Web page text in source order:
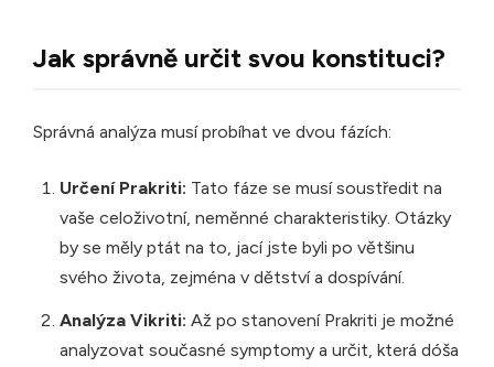
Jak správně určit svou konstituci?
Správná analýza musí probíhat ve dvou fázích:
Určení Prakriti: Tato fáze se musí soustředit na
vaše celoživotní, neměnné charakteristiky. Otázky
by se měly ptát na to, jací jste byli po většinu
svého života, zejména v dětství a dospívání.
Analýza Vikriti: Až po stanovení Prakriti je možné
analyzovat současné symptomy a určit, která dóša